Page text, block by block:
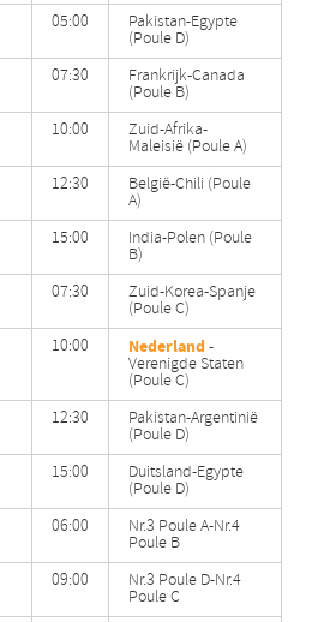
05:00 Pakistan-Egypte
(Poule D)
07:30 Frankrijk-Canada
(Poule B)
10:00 Zuid-Afrika-
Maleisië (Poule A)
12:30 België-Chili (Poule
A)
15:00 India-Polen (Poule
B)
07:30 Zuid-Korea-Spanje
(Poule C)
10:00 Nederland-
Verenigde Staten
(Poule C)
12:30 Pakistan-Argentinië
(Poule D)
15:00 Duitsland-Egypte
(Poule D)
06:00 Nr.3 Poule A-Nr.4
Poule B
09:00 Nr.3 Poule D-Nr.4
Poule C